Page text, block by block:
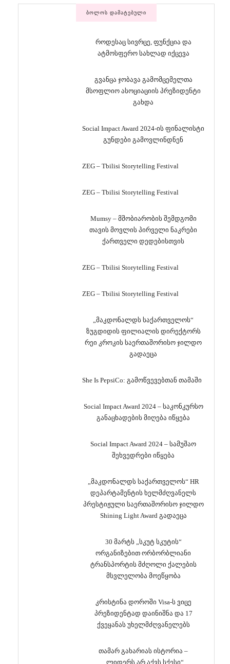
ᲑᲝᲚᲝᲡ ᲓᲐᲛᲐᲢᲔᲑᲣᲚᲘ
როდესაც სივრცე, ფუნქცია და
ატმოსფერო სახლად იქცევა
გვანცა ჯობავა გამომცემელთა
მსოფლიო ასოციაციის პრეზიდენტი
გახდა
Social Impact Award 2024-ის ფინალისტი
გუნდები გამოვლინდნენ
ZEG – Tbilisi Storytelling Festival
ZEG – Tbilisi Storytelling Festival
Mumsy – მშობიარობის შემდგომი
თავის მოვლის პირველი ნაკრები
ქართველი დედებისთვის
ZEG – Tbilisi Storytelling Festival
ZEG – Tbilisi Storytelling Festival
„მაკდონალდს საქართველოს“
ზუგდიდის ფილიალის დირექტორს
რეი კროკის საერთაშორისო ჯილდო
გადაეცა
She Is PepsiCo: გამოწვევებთან თამაში
Social Impact Award 2024 – საკონკურსო
განაცხადების მიღება იწყება
Social Impact Award 2024 – სამუშაო
შეხვედრები იწყება
„მაკდონალდს საქართველოს“ HR
დეპარტამენტის ხელმძღვანელს
პრესტიჟული საერთაშორისო ჯილდო
Shining Light Award გადაეცა
30 მარტს „სკუტ სკუტის“
ორგანიზებით ორბორბლიანი
ტრანსპორტის მძღოლი ქალების
მსვლელობა მოეწყობა
კრისტინა დოროში Visa-ს ვიცე
პრეზიდენტად დაინიშნა და 17
ქვეყანას უხელმძღვანელებს
თამარ გახარიას ისტორია –
„ლიდერს არ აქვს სქესი“